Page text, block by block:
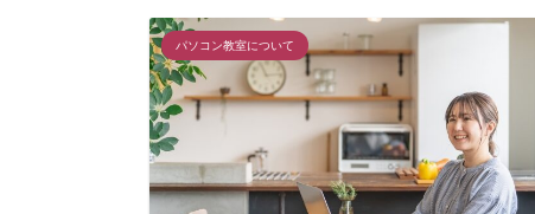
パソコン教室について